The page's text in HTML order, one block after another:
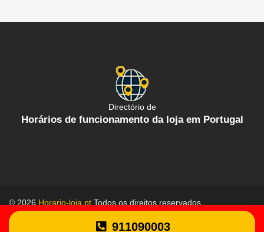
Directório de
Horários de funcionamento da loja em Portugal
© 2026Horario-loja.ptTodos os direitos reservados.
Política de proteção de dados
911090003